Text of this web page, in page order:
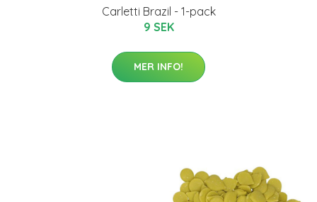
Carletti Brazil - 1-pack
9 SEK
MER INFO!